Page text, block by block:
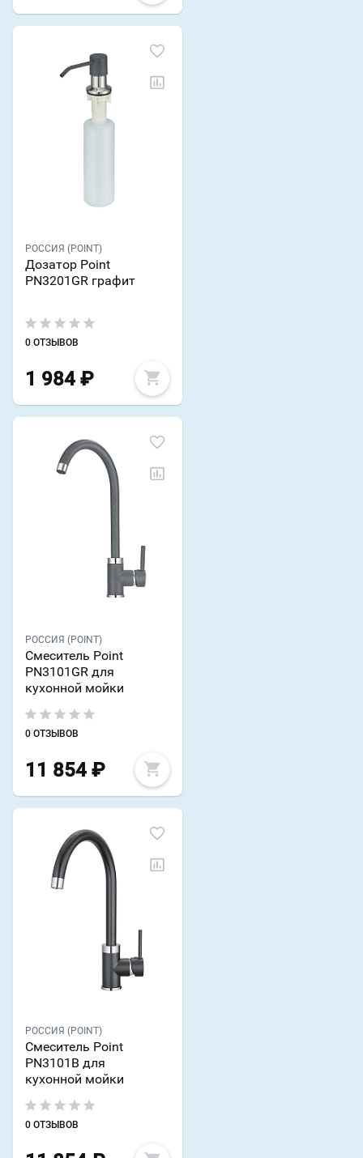
РОССИЯ (POINT)
Дозатор Point
PN3201GR графит
0 ОТЗЫВОВ
1 984 ₽
РОССИЯ (POINT)
Смеситель Point
PN3101GR для
кухонной мойки
0 ОТЗЫВОВ
11 854 ₽
РОССИЯ (POINT)
Смеситель Point
PN3101B для
кухонной мойки
0 ОТЗЫВОВ